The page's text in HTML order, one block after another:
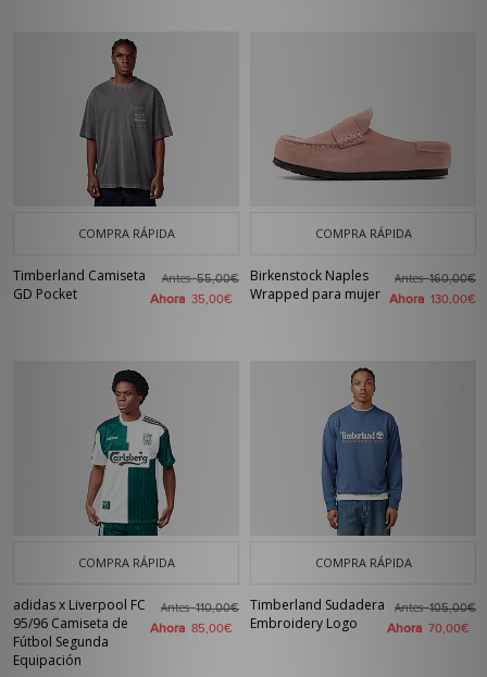
COMPRA RÁPIDA
Timberland Camiseta
GD Pocket
Antes55,00€
Ahora 35,00€
COMPRA RÁPIDA
Birkenstock Naples
Wrapped para mujer
Antes160,00€
Ahora 130,00€
COMPRA RÁPIDA
adidas x Liverpool FC
95/96 Camiseta de
Fútbol Segunda
Equipación
Antes110,00€
Ahora 85,00€
COMPRA RÁPIDA
Timberland Sudadera
Embroidery Logo
Antes105,00€
Ahora 70,00€